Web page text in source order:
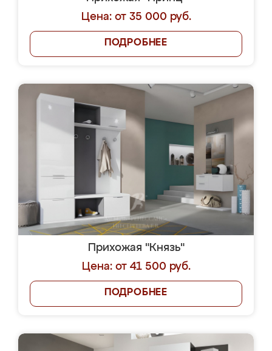
Цена: от 35 000 руб.
ПОДРОБНЕЕ
Прихожая "Князь"
Цена: от 41 500 руб.
ПОДРОБНЕЕ